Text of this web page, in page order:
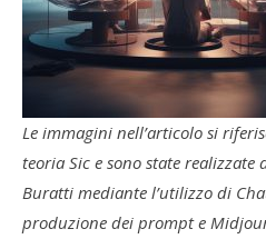
Le immagini nell’articolo si
teoria Sic e sono state realizzate
Buratti mediante l’utilizzo di
produzione dei prompt e